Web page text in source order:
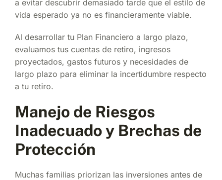
a evitar descubrir demasiado tarde que el estilo de
vida esperado ya no es financieramente viable.
Al desarrollar tu Plan Financiero a largo plazo,
evaluamos tus cuentas de retiro, ingresos
proyectados, gastos futuros y necesidades de
largo plazo para eliminar la incertidumbre respecto
a tu retiro.
Manejo de Riesgos
Inadecuado y Brechas de
Protección
Muchas familias priorizan las inversiones antes de